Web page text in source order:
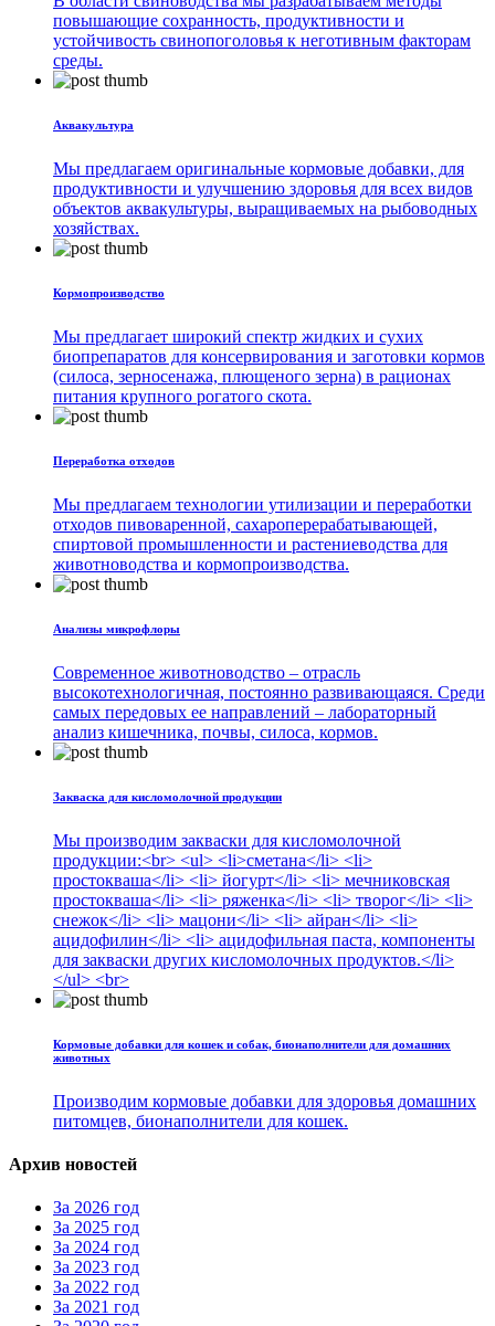
повышающие сохранность, продуктивности и
устойчивость свинопоголовья к неготивным факторам
среды.
Аквакультура
Мы предлагаем оригинальные кормовые добавки, для
продуктивности и улучшению здоровья для всех видов
объектов аквакультуры, выращиваемых на рыбоводных
хозяйствах.
Кормопроизводство
Мы предлагает широкий спектр жидких и сухих
биопрепаратов для консервирования и заготовки кормов
(силоса, зерносенажа, плющеного зерна) в рационах
питания крупного рогатого скота.
Переработка отходов
Мы предлагаем технологии утилизации и переработки
отходов пивоваренной, сахароперерабатывающей,
спиртовой промышленности и растениеводства для
животноводства и кормопроизводства.
Анализы микрофлоры
Современное животноводство – отрасль
высокотехнологичная, постоянно развивающаяся. Среди
самых передовых ее направлений – лабораторный
анализ кишечника, почвы, силоса, кормов.
Закваска для кисломолочной продукции
Мы производим закваски для кисломолочной
продукции:<br> <ul> <li>сметана</li> <li>
простокваша</li> <li> йогурт</li> <li> мечниковская
простокваша</li> <li> ряженка</li> <li> творог</li> <li>
снежок</li> <li> мацони</li> <li> айран</li> <li>
ацидофилин</li> <li> ацидофильная паста, компоненты
для закваски других кисломолочных продуктов.</li>
</ul> <br>
Кормовые добавки для кошек и собак, бионаполнители для домашних
животных
Производим кормовые добавки для здоровья домашних
питомцев, бионаполнители для кошек.
Архив новостей
За 2026 год
За 2025 год
За 2024 год
За 2023 год
За 2022 год
За 2021 год